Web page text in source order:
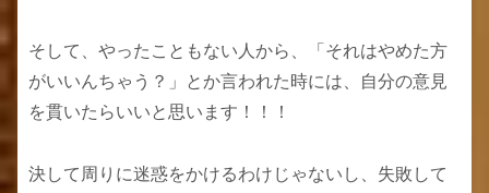
そして、やったこともない人から、「それはやめた方
がいいんちゃう？」とか言われた時には、自分の意見
を貫いたらいいと思います！！！
決して周りに迷惑をかけるわけじゃないし、失敗して